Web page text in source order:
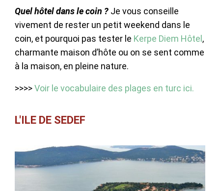
Quel hôtel dans le coin ? Je vous conseille
vivement de rester un petit weekend dans le
coin, et pourquoi pas tester le Kerpe Diem Hôtel ,
charmante maison d’hôte ou on se sent comme
à la maison, en pleine nature.
>>>>Voir le vocabulaire des plages en turc ici.
L'ILE DE SEDEF